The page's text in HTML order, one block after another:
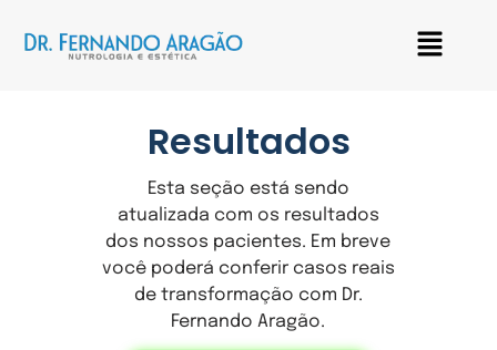
Resultados
Esta seção está sendo
atualizada com os resultados
dos nossos pacientes. Em breve
você poderá conferir casos reais
de transformação com Dr.
Fernando Aragão.